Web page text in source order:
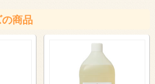
商品